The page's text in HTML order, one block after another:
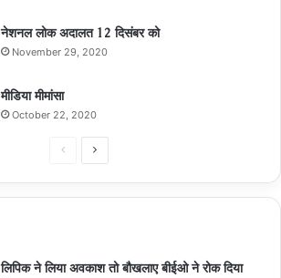
नेशनल लोक अदालत 12 दिसंबर को
November 29, 2020
मीडिया मीमांसा
October 22, 2020
PreviousNext
लिपिक ने लिया अवकाश तो बौखलाए बीईओ ने रोक दिया